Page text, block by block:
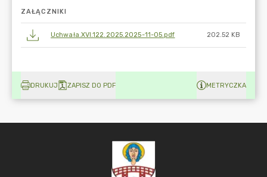
ZAŁĄCZNIKI
Uchwała.XVI.122.2025.2025-11-05.pdf 202.52 KB
DRUKUJ ZAPISZ DO PDF METRYCZKA